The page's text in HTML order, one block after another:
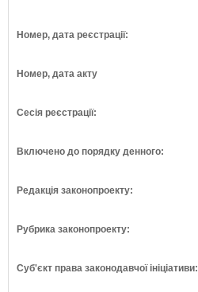
Номер, дата реєстрації:
Номер, дата акту
Сесія реєстрації:
Включено до порядку денного:
Редакція законопроекту:
Рубрика законопроекту:
Суб'єкт права законодавчої ініціативи: